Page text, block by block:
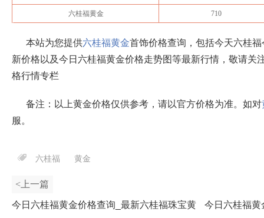
六桂福黄金 710
本站为您提供六桂福黄金首饰价格查询，包括今天六桂
新价格以及今日六桂福黄金价格走势图等最新行情，敬请关
格行情专栏
备注：以上黄金价格仅供参考，请以官方价格为准。如对
服。
六桂福 黄金
<上一篇
今日六桂福黄金价格查询_最新六桂福珠宝黄 今日六桂福黄